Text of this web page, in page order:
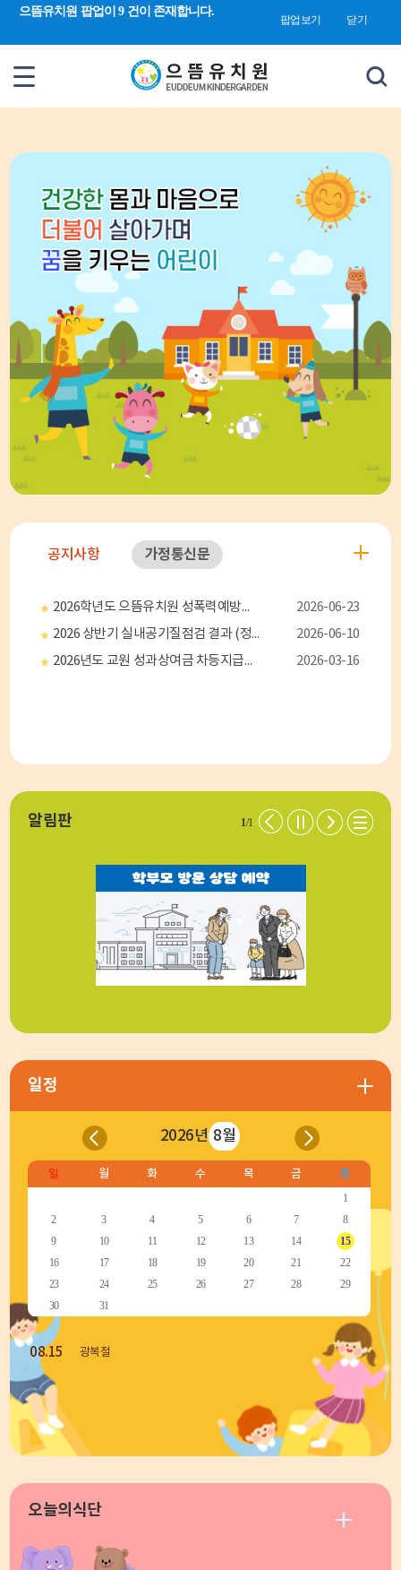
으뜸유치원 팝업이 9 건이 존재합니다.
팝업보기 닫기
합
공지사항
2026학년도 으뜸유치원 성폭력예방지침 및 교직원폭력예방교육 연수 교육자료
2026-06-23
2026 상반기 실내공기질점검 결과 (정기, 특별)
2026-06-10
2026년도 교원 성과상여금 차등지급률 및 성과평가기준
2026-03-16
가정통신문
알림판 1/1
일정
2026년 8월
일 월 화 수 목 금 토
1
2
3 4 5 6 7
8
9
10 11 12 13 14
15
16
17 18 19 20 21
22
23
24 25 26 27 28
29
30
31
08.15 광복절
오늘의식단